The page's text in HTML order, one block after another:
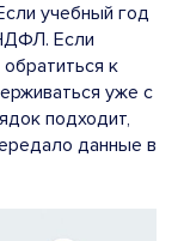
учебный год
Если
к
уже с
подходит,
данные в